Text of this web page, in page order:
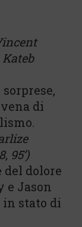
di
95’)
dolore
e Jason
in stato di